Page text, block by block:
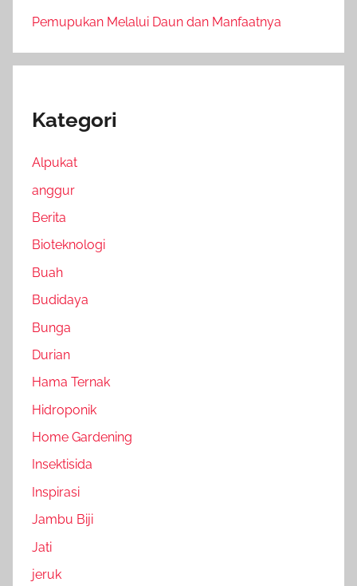
Pemupukan Melalui Daun dan Manfaatnya
Kategori
Alpukat
anggur
Berita
Bioteknologi
Buah
Budidaya
Bunga
Durian
Hama Ternak
Hidroponik
Home Gardening
Insektisida
Inspirasi
Jambu Biji
Jati
jeruk